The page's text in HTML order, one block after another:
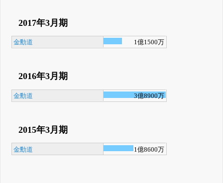
2017年3月期
金勳道 1億1500万
2016年3月期
金勳道 3億8900万
2015年3月期
金勳道 1億8600万